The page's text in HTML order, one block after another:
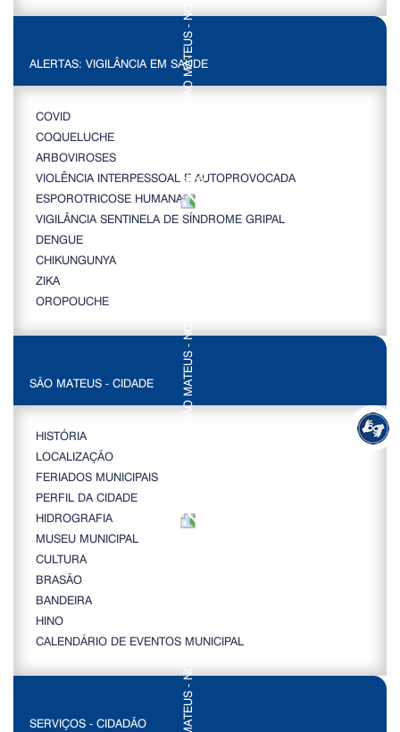
ALERTAS: VIGILÂNCIA EM SAÚDE
COVID
COQUELUCHE
ARBOVIROSES
VIOLÊNCIA INTERPESSOAL E AUTOPROVOCADA
ESPOROTRICOSE HUMANA
VIGILÂNCIA SENTINELA DE SÍNDROME GRIPAL
DENGUE
CHIKUNGUNYA
ZIKA
OROPOUCHE
SÃO MATEUS - CIDADE
HISTÓRIA
LOCALIZAÇÃO
FERIADOS MUNICIPAIS
PERFIL DA CIDADE
HIDROGRAFIA
MUSEU MUNICIPAL
CULTURA
BRASÃO
BANDEIRA
HINO
CALENDÁRIO DE EVENTOS MUNICIPAL
SERVIÇOS - CIDADÃO